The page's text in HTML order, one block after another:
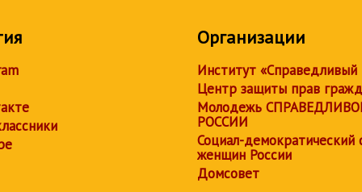
Организации
Институт «Справедливый
Центр защиты прав
Молодежь
РОССИИ
Социал-демократический
женщин России
Домсовет